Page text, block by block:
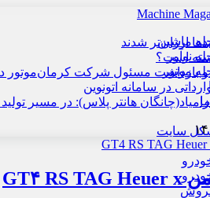
ماشین
نوآور
موتور
سایت
ارزان‌تر شدند
است؟
و بازداشت مسئول شرکت کرمان‌موتور
در سامانه اتونوین
هانتر پلاس): در مسیر تولید